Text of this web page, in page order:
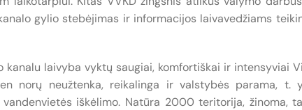
gylio stebėjimas ir informacijos laivavedžiams
kanalu laivyba vyktų saugiai, komfortiškai ir intensyviai
norų neužtenka, reikalinga ir valstybės parama, t.
iškėlimo. Natūra 2000 teritorija, žinoma,